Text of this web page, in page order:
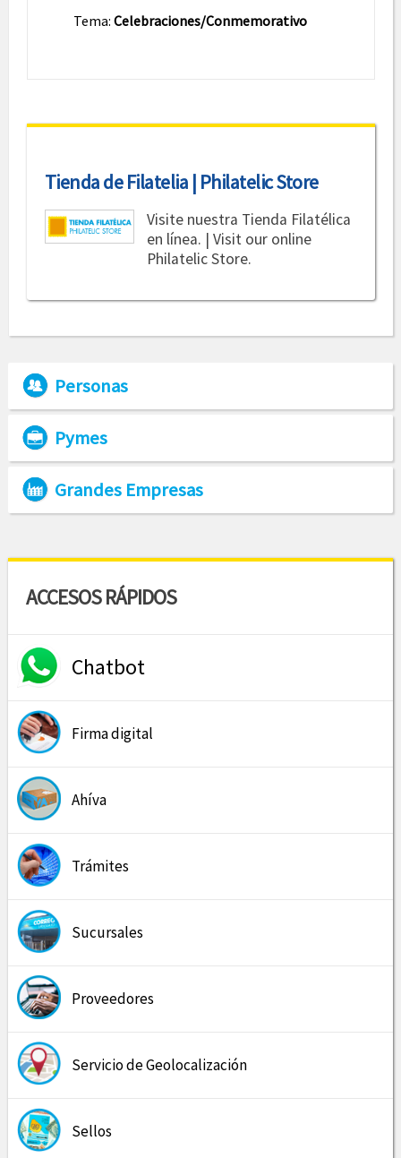
Tema: Celebraciones/Conmemorativo
Tienda de Filatelia | Philatelic Store
Visite nuestra Tienda Filatélica
en línea. | Visit our online
Philatelic Store.
Personas
Pymes
Grandes Empresas
ACCESOS RÁPIDOS
Chatbot
Firma digital
Ahíva
Trámites
Sucursales
Proveedores
Servicio de Geolocalización
Sellos